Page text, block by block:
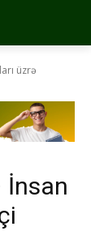
üzrə
İnsan